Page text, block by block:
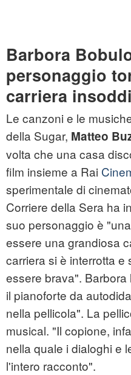
Barbora
personaggio
carriera
Le canzoni e le
della Sugar, Matteo
volta che una casa
film insieme a Rai
sperimentale di
Corriere della Sera ha
suo personaggio è
essere una grandiosa
carriera si è interrotta e
essere brava".
il pianoforte da
nella pellicola". La
musical. "Il copione,
nella quale i dialoghi e
l'intero racconto".